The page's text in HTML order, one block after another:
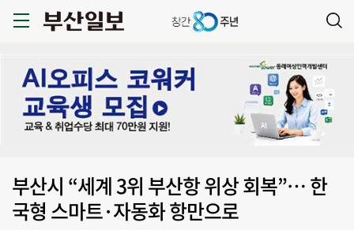
부산시 “세계 3위 부산항 위상 회복”… 한
국형 스마트·자동화 항만으로